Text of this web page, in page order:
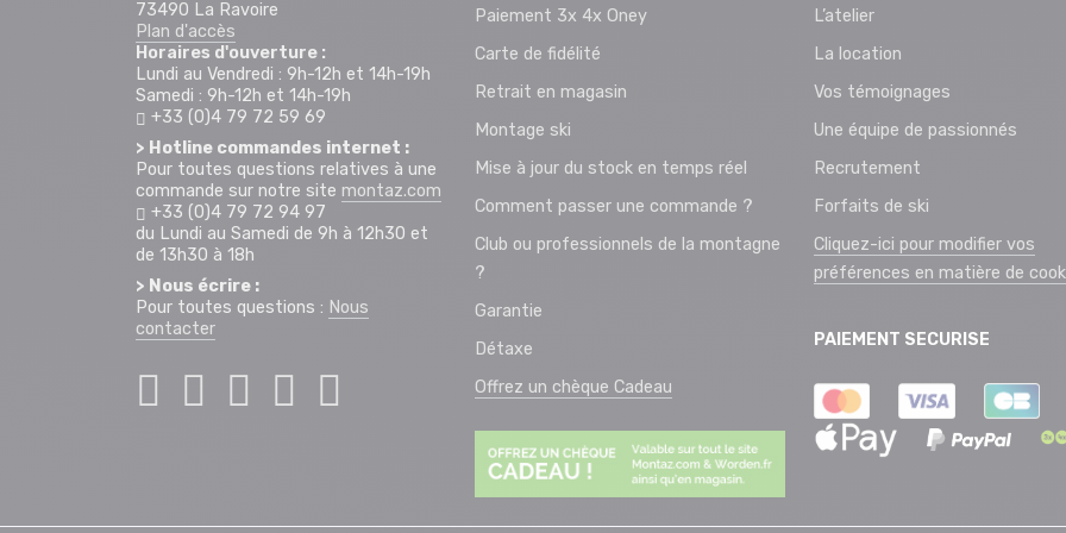
73490 La Ravoire
Plan d'accès
Horaires d'ouverture :
Lundi au Vendredi : 9h-12h et 14h-19h
Samedi : 9h-12h et 14h-19h
+33 (0)4 79 72 59 69
> Hotline commandes internet :
Pour toutes questions relatives à une
commande sur notre site montaz.com
+33 (0)4 79 72 94 97
du Lundi au Samedi de 9h à 12h30 et
de 13h30 à 18h
> Nous écrire :
Pour toutes questions : Nous
contacter
Paiement 3x 4x Oney
Carte de fidélité
Retrait en magasin
Montage ski
Mise à jour du stock en temps réel
Comment passer une commande ?
Club ou professionnels de la montagne
?
Garantie
Détaxe
Offrez un chèque Cadeau
L’atelier
La location
Vos témoignages
Une équipe de passionnés
Recrutement
Forfaits de ski
Cliquez-ici pour modifier vos
préférences en matière de
PAIEMENT SECURISE